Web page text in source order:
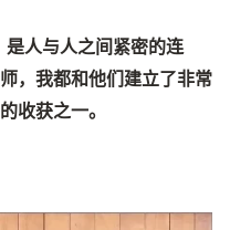
人与人之间紧密的连
，我都和他们建立了非常
收获之一。